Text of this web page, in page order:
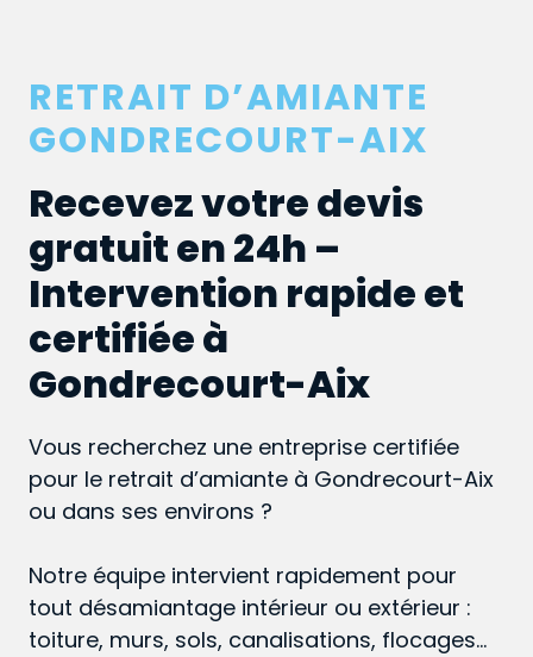
RETRAIT D’AMIANTE
GONDRECOURT-AIX
Recevez votre devis
gratuit en 24h –
Intervention rapide et
certifiée à
Gondrecourt-Aix
Vous recherchez une entreprise certifiée
pour le retrait d’amiante à Gondrecourt-Aix
ou dans ses environs ?
Notre équipe intervient rapidement pour
tout désamiantage intérieur ou extérieur :
toiture, murs, sols, canalisations, flocages…